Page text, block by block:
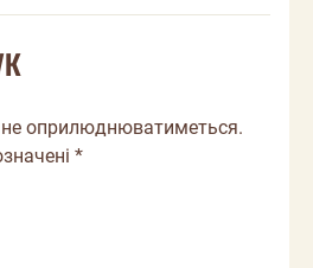
оприлюднюватиметься.
*